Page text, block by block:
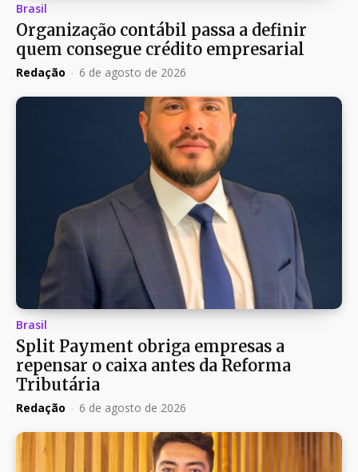
Brasil
Organização contábil passa a definir
quem consegue crédito empresarial
Redação - 6 de agosto de 2026
Brasil
Split Payment obriga empresas a
repensar o caixa antes da Reforma
Tributária
Redação - 6 de agosto de 2026